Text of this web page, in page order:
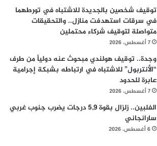
توقيف شخصين بالجديدة للاشتباه في تورطهما
في سرقات استهدفت منازل.. والتحقيقات
متواصلة لتوقيف شركاء محتملين
7 أغسطس، 2026
وجدة.. توقيف هولندي مبحوث عنه دولياً من طرف
“الأنتربول” للاشتباه في ارتباطه بشبكة إجرامية
عابرة للحدود
7 أغسطس، 2026
الفلبين.. زلزال بقوة 5,9 درجات يضرب جنوب غربي
سارانجاني
6 أغسطس، 2026